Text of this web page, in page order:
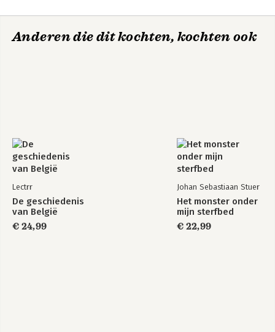
Anderen die dit kochten, kochten ook
Lectrr
De geschiedenis
van België
€ 24,99
Johan Sebastiaan Stuer
Het monster onder
mijn sterfbed
€ 22,99